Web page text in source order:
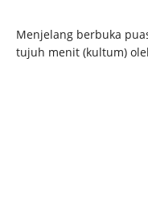
Menjelang berbuka
tujuh menit (kultum)